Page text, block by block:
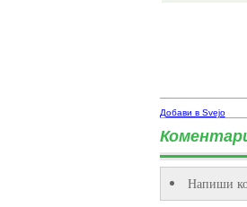
Добави в Svejo
Напиши